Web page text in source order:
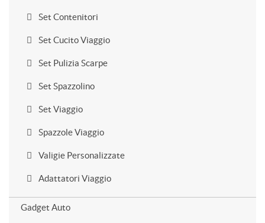
Set Contenitori
Set Cucito Viaggio
Set Pulizia Scarpe
Set Spazzolino
Set Viaggio
Spazzole Viaggio
Valigie Personalizzate
Adattatori Viaggio
Gadget Auto